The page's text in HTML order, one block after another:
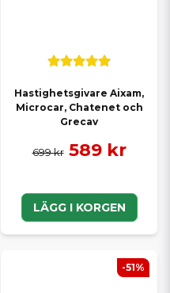
Hastighetsgivare Aixam,
Microcar, Chatenet och
Grecav
699 kr 589 kr
LÄGG I KORGEN
-51%